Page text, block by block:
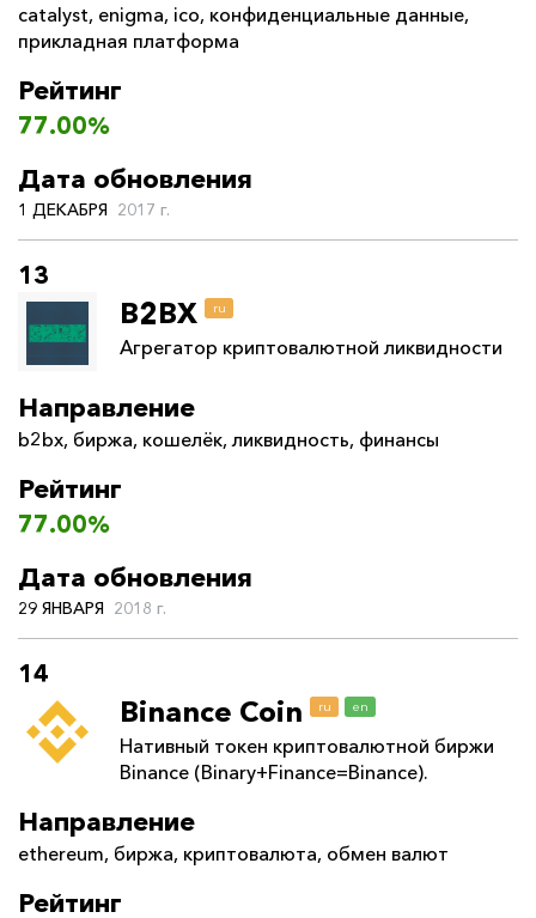
catalyst, enigma, ico, конфиденциальные данные,
прикладная платформа
Рейтинг
77.00%
Дата обновления
1 ДЕКАБРЯ 2017 г.
13
B2BX ru
Агрегатор криптовалютной ликвидности
Направление
b2bx, биржа, кошелёк, ликвидность, финансы
Рейтинг
77.00%
Дата обновления
29 ЯНВАРЯ 2018 г.
14
Binance Coin ru en
Нативный токен криптовалютной биржи
Binance (Binary+Finance=Binance).
Направление
ethereum, биржа, криптовалюта, обмен валют
Рейтинг